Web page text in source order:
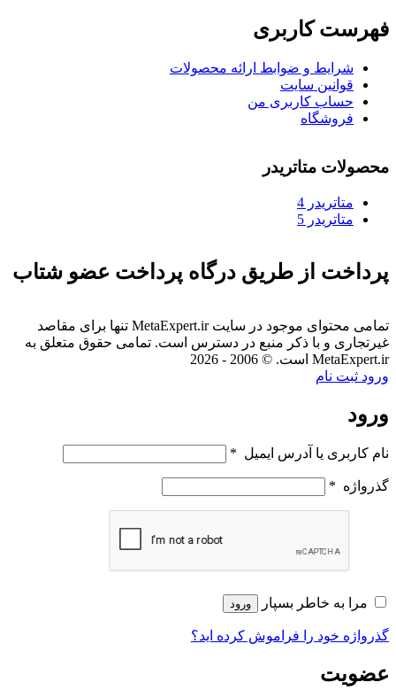
فهرست کاربری
شرایط و ضوابط ارائه محصولات
قوانین سایت
حساب کاربری من
فروشگاه
محصولات متاتریدر
متاتريدر 4
متاتريدر 5
پرداخت از طریق درگاه پرداخت عضو شتاب
تمامی محتوای موجود در سایت MetaExpert.ir تنها برای مقاصد
غیرتجاری و با ذکر منبع در دسترس است. تمامی حقوق متعلق به
MetaExpert.ir است. © 2006 - 2026
ورود ثبت نام
ورود
نام کاربری یا آدرس ایمیل *
گذرواژه *
مرا به خاطر بسپار ورود
گذرواژه خود را فراموش کرده اید؟
عضویت